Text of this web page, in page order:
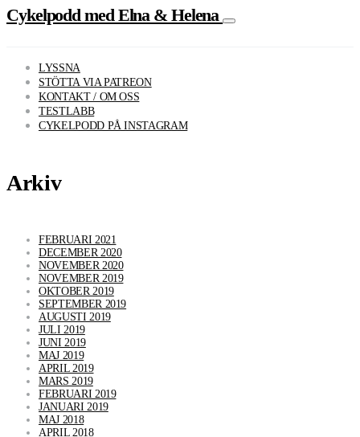
Cykelpodd med Elna & Helena
LYSSNA
STÖTTA VIA PATREON
KONTAKT / OM OSS
TESTLABB
CYKELPODD PÅ INSTAGRAM
Arkiv
FEBRUARI 2021
DECEMBER 2020
NOVEMBER 2020
NOVEMBER 2019
OKTOBER 2019
SEPTEMBER 2019
AUGUSTI 2019
JULI 2019
JUNI 2019
MAJ 2019
APRIL 2019
MARS 2019
FEBRUARI 2019
JANUARI 2019
MAJ 2018
APRIL 2018